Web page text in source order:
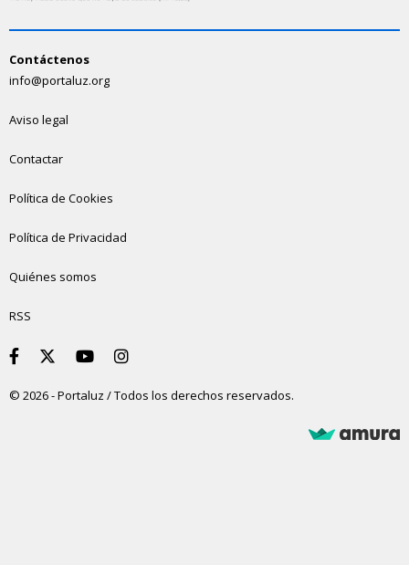
Contáctenos
info@portaluz.org
Aviso legal
Contactar
Política de Cookies
Política de Privacidad
Quiénes somos
RSS
© 2026 - Portaluz / Todos los derechos reservados.